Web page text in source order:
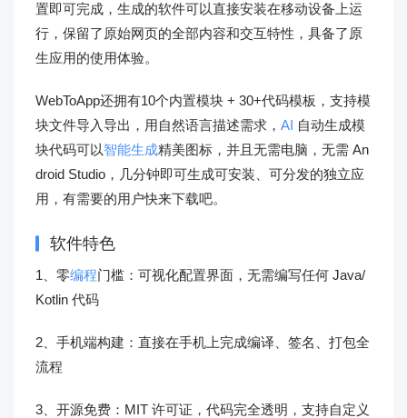
置即可完成，生成的软件可以直接安装在移动设备上运
行，保留了原始网页的全部内容和交互特性，具备了原
生应用的使用体验。
WebToApp还拥有10个内置模块 + 30+代码模板，支持模
块文件导入导出，用自然语言描述需求， AI 自动生成模
块代码可以智能生成精美图标，并且无需电脑，无需 An
droid Studio，几分钟即可生成可安装、可分发的独立应
用，有需要的用户快来下载吧。
软件特色
1、零编程门槛：可视化配置界面，无需编写任何 Java/
Kotlin 代码
2、手机端构建：直接在手机上完成编译、签名、打包全
流程
3、开源免费：MIT 许可证，代码完全透明，支持自定义